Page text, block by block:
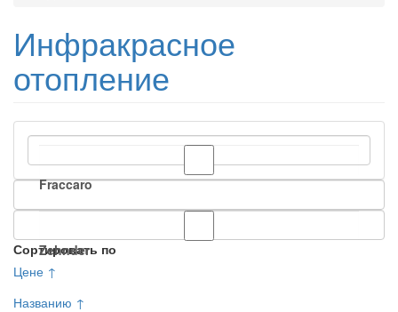
Инфракрасное
отопление
Fraccaro
Zehnder
Сортировать по
Цене ↑
Названию ↑